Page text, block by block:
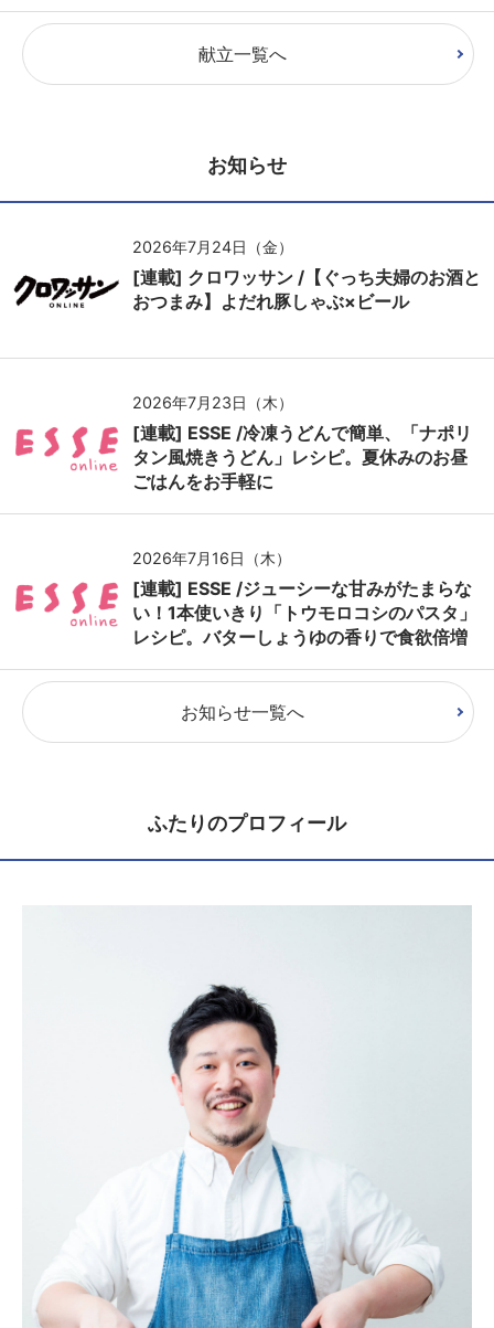
献立一覧へ
お知らせ
2026年7月24日（金）
[連載] クロワッサン /【ぐっち夫婦のお酒と
おつまみ】よだれ豚しゃぶ×ビール
2026年7月23日（木）
[連載] ESSE /冷凍うどんで簡単、「ナポリ
タン風焼きうどん」レシピ。夏休みのお昼
ごはんをお手軽に
2026年7月16日（木）
[連載] ESSE /ジューシーな甘みがたまらな
い！1本使いきり「トウモロコシのパスタ」
レシピ。バターしょうゆの香りで食欲倍増
お知らせ一覧へ
ふたりのプロフィール